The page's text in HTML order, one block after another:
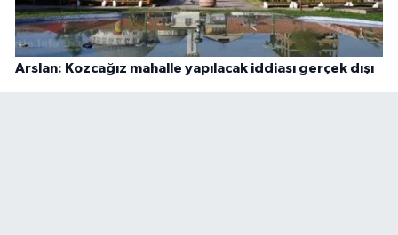
Arslan: Kozcağız mahalle yapılacak iddiası gerçek dışı